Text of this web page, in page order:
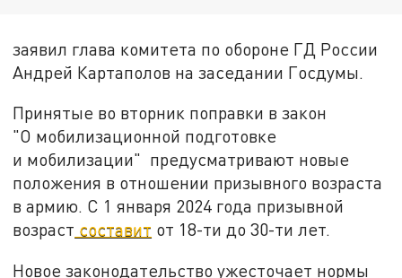
заявил глава комитета по обороне ГД России
Андрей Картаполов на заседании Госдумы.
Принятые во вторник поправки в закон
"О мобилизационной подготовке
и мобилизации" предусматривают новые
положения в отношении призывного возраста
в армию. С 1 января 2024 года призывной
возраст составит от 18-ти до 30-ти лет.
Новое законодательство ужесточает нормы